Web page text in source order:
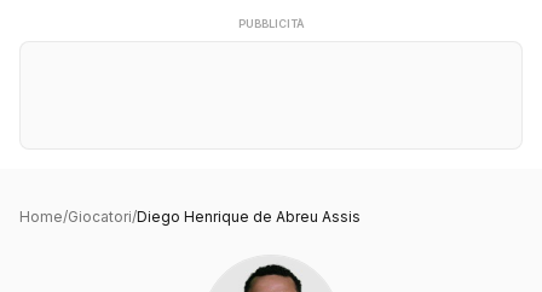
PUBBLICITÀ
Home/Giocatori/Diego Henrique de Abreu Assis